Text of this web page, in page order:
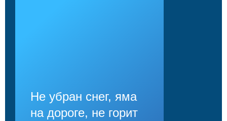
Не убран снег, яма
на дороге, не горит